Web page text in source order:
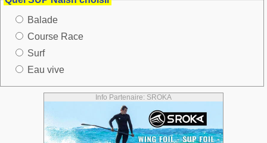
Balade
Course Race
Surf
Eau vive
Info Partenaire: SROKA